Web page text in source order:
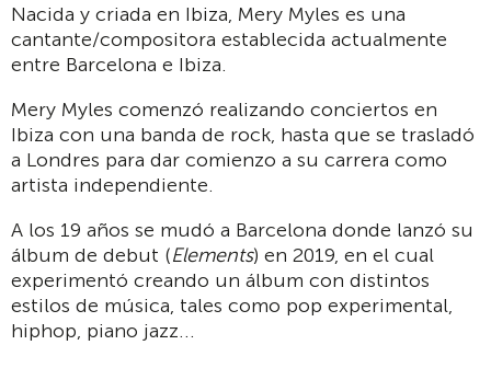
Nacida y criada en Ibiza, Mery Myles es una
cantante/compositora establecida actualmente
entre Barcelona e Ibiza.
Mery Myles comenzó realizando conciertos en
Ibiza con una banda de rock, hasta que se trasladó
a Londres para dar comienzo a su carrera como
artista independiente.
A los 19 años se mudó a Barcelona donde lanzó su
álbum de debut (Elements) en 2019, en el cual
experimentó creando un álbum con distintos
estilos de música, tales como pop experimental,
hiphop, piano jazz...